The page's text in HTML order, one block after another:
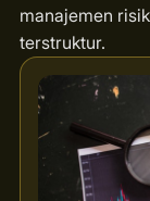
manajemen
terstruktur.